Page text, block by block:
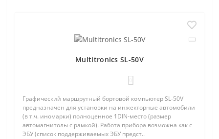
Multitronics SL-50V
Графический маршрутный бортовой компьютер SL-50V
предназначен для установки на инжекторные автомобили
(в т.ч. иномарки) полноценное 1DIN-место (размер
автомагнитолы с рамкой). Работа прибора возможна как с
ЭБУ (список поддерживаемых ЭБУ предст..